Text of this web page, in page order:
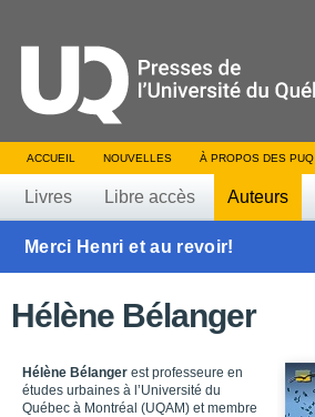
ACCUEIL NOUVELLES À PROPOS DES PUQ
Livres Libre accès Auteurs
Merci Henri et au revoir!
Hélène Bélanger
Hélène Bélanger est professeure en
études urbaines à l’Université du
Québec à Montréal (UQAM) et membre